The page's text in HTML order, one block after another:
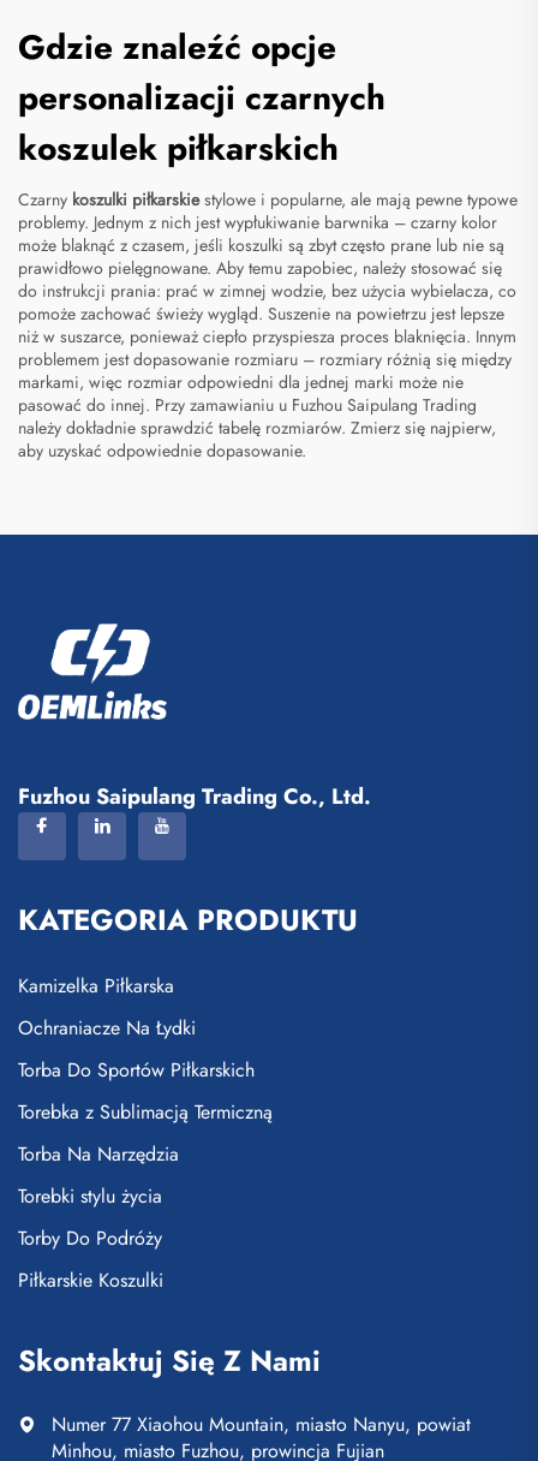
Gdzie znaleźć opcje
personalizacji czarnych
koszulek piłkarskich
Czarny koszulki piłkarskiestylowe i popularne, ale mają pewne typowe
problemy. Jednym z nich jest wypłukiwanie barwnika – czarny kolor
może blaknąć z czasem, jeśli koszulki są zbyt często prane lub nie są
prawidłowo pielęgnowane. Aby temu zapobiec, należy stosować się
do instrukcji prania: prać w zimnej wodzie, bez użycia wybielacza, co
pomoże zachować świeży wygląd. Suszenie na powietrzu jest lepsze
niż w suszarce, ponieważ ciepło przyspiesza proces blaknięcia. Innym
problemem jest dopasowanie rozmiaru – rozmiary różnią się między
markami, więc rozmiar odpowiedni dla jednej marki może nie
pasować do innej. Przy zamawianiu u Fuzhou Saipulang Trading
należy dokładnie sprawdzić tabelę rozmiarów. Zmierz się najpierw,
aby uzyskać odpowiednie dopasowanie.
Fuzhou Saipulang Trading Co., Ltd.
KATEGORIA PRODUKTU
Kamizelka Piłkarska
Ochraniacze Na Łydki
Torba Do Sportów Piłkarskich
Torebka z Sublimacją Termiczną
Torba Na Narzędzia
Torebki stylu życia
Torby Do Podróży
Piłkarskie Koszulki
Skontaktuj Się Z Nami
Numer 77 Xiaohou Mountain, miasto Nanyu, powiat
Minhou, miasto Fuzhou, prowincja Fujian